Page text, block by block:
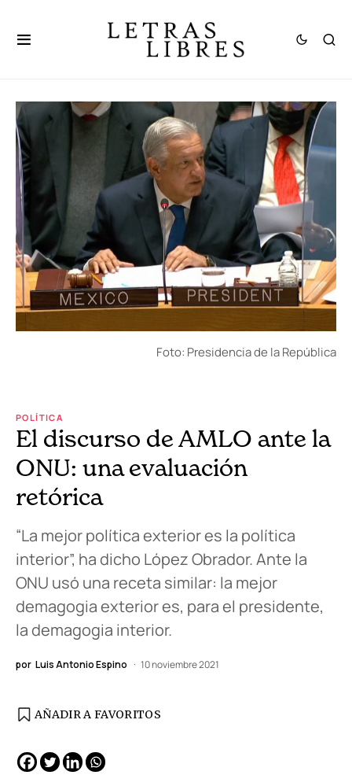
Foto: Presidencia de la República
POLÍTICA
El discurso de AMLO ante la
ONU: una evaluación
retórica
“La mejor política exterior es la política
interior”, ha dicho López Obrador. Ante la
ONU usó una receta similar: la mejor
demagogia exterior es, para el presidente,
la demagogia interior.
por Luis Antonio Espino 10 noviembre 2021
AÑADIR A FAVORITOS